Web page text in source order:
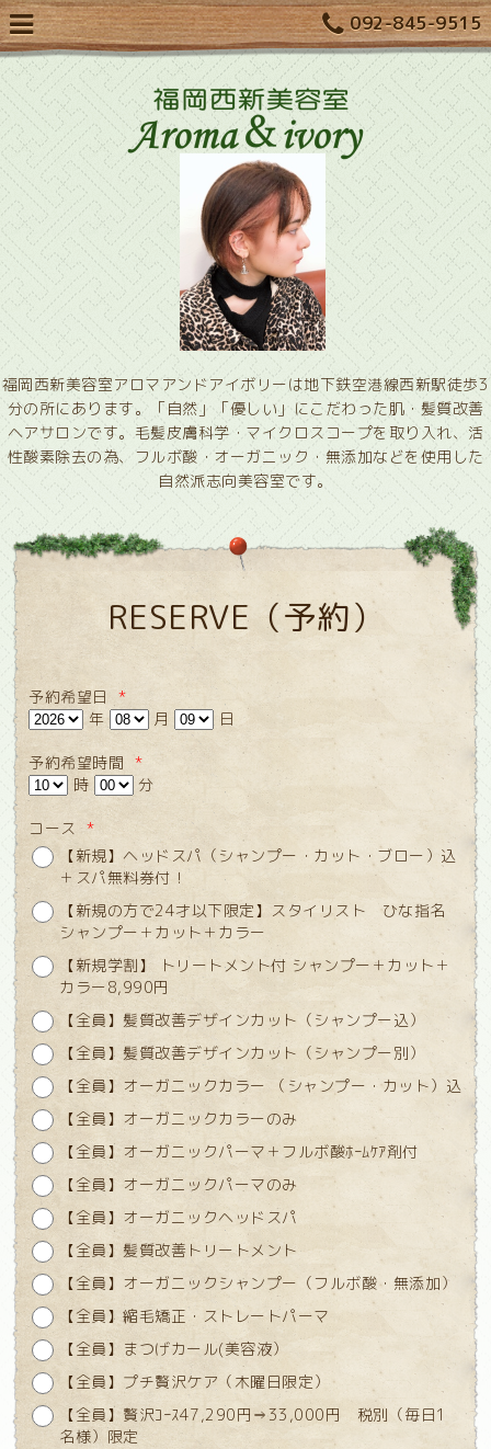
092-845-9515
福岡西新美容室アロマアンドアイボリーは地下鉄空港線西新駅徒歩3
分の所にあります。「自然」「優しい」にこだわった肌・髪質改善
ヘアサロンです。毛髪皮膚科学・マイクロスコープを取り入れ、活
性酸素除去の為、フルボ酸・オーガニック・無添加などを使用した
自然派志向美容室です。
RESERVE（予約）
予約希望日
*
年
月 日
予約希望時間 *
時
分
コース *
【新規】ヘッドスパ（シャンプー・カット・ブロー）込
＋スパ無料券付！
【新規の方で24才以下限定】スタイリスト ひな指名
シャンプー＋カット＋カラー
【新規学割】 トリートメント付 シャンプー＋カット＋
カラー8,990円
【全員】髪質改善デザインカット（シャンプー込）
【全員】髪質改善デザインカット（シャンプー別）
【全員】オーガニックカラー （シャンプー・カット）込
【全員】オーガニックカラーのみ
【全員】オーガニックパーマ＋フルボ酸ﾎｰﾑｹｱ剤付
【全員】オーガニックパーマのみ
【全員】オーガニックヘッドスパ
【全員】髪質改善トリートメント
【全員】オーガニックシャンプー（フルボ酸・無添加）
【全員】縮毛矯正・ストレートパーマ
【全員】まつげカール(美容液）
【全員】プチ贅沢ケア（木曜日限定）
【全員】贅沢ｺｰｽ47,290円⇒33,000円 税別（毎日1
名様）限定